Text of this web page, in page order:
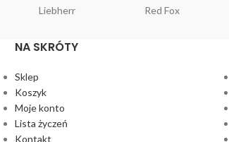
Liebherr Red Fox
NA SKRÓTY
Sklep
Koszyk
Moje konto
Lista życzeń
Kontakt